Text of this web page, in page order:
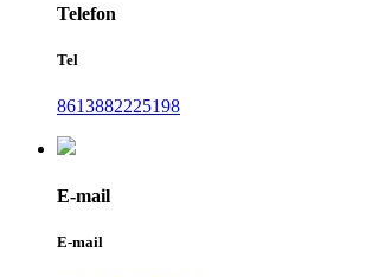
Telefon
Tel
8613882225198
E-mail
E-mail